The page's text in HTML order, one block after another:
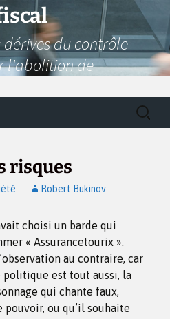
du contrôle
l'abolition de
risques
Robert Bukinov
choisi un barde qui
« Assurancetourix ».
au contraire, car
est tout aussi, la
qui chante faux,
pouvoir, ou qu’il souhaite